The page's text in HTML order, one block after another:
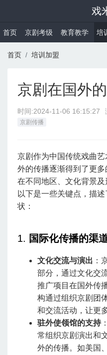
戏
首页 京剧考级 教育教学 培
首页 培训加盟
京剧在国外
时间:2024-11-06 16:15:27
京剧传播
京剧作为中国传统戏曲
外的传播逐渐得到了更
在不同地区、文化背景及
以下是一些关键点，描
状：
1. 国际化传播的渠
文化交流与演出 ：
部分，通过文化交
推广项目在国外传
构通过组织京剧团
和交流活动，让更
驻外使领馆的支持
常组织京剧演出和
外的传播。如美国